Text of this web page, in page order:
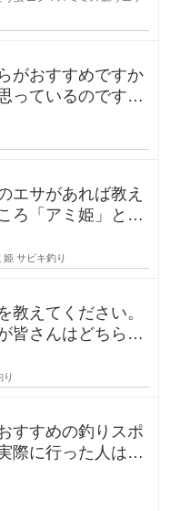
がおすすめですか
っているのです
エサがあれば教え
ろ「アミ姫」とい
姫 サビキ釣り
教えてください。
皆さんはどちらが
り
すすめの釣りスポ
際に行った人はど